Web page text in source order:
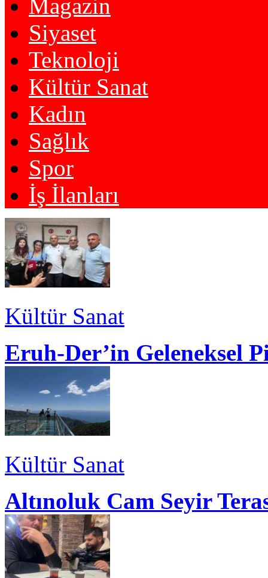
Magazin
Siyaset
Teknoloji
Kültür Sanat
Kadın
Sağlık
Spor
İş İlanları
Kültür Sanat
Eruh-Der’in Geleneksel
Kültür Sanat
Altınoluk Cam Seyir